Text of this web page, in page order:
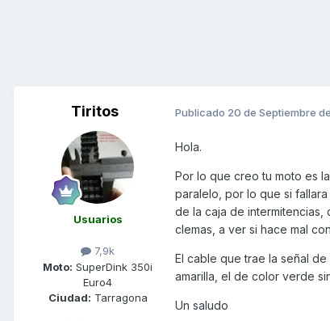
Tiritos
Usuarios
7,9k
Moto: SuperDink 350i
Euro4
Ciudad: Tarragona
Publicado 20 de Septiembre
Hola.
Por lo que creo tu moto es
paralelo, por lo que si
de la caja de
clemas, a ver si hace mal
El cable que trae la señal
amarilla, el de color verde
Un saludo